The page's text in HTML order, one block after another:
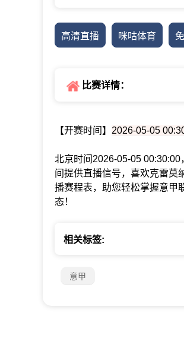
高清直播 咪咕体育
比赛详情：
【开赛时间】 2026-05-05
北京时间2026-05-05
间提供直播信号，喜欢克雷莫
播赛程表，助您轻松掌握意甲
态！
相关标签:
意甲